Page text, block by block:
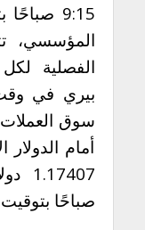
9:15
المؤسسي،
الفصلية
بيري في
سوق
أمام
صباحًا